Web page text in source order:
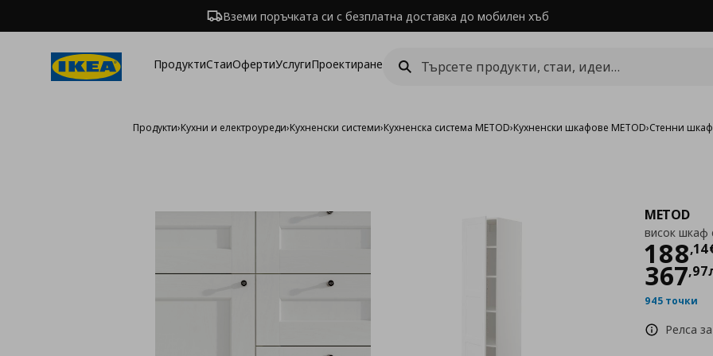
Вземи поръчката си с безплатна доставка до мобилен хъб
ПродуктиСтаиОфертиУслугиПроектиране
Продукти›Кухни и електроуреди›Кухненски системи›Кухненска система METOD›Кухненски шкафове METOD›Стенни
METOD
висок шкаф
188,14
367,97
945 точки
Релса